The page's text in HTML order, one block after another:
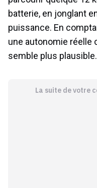
batterie, en jonglant
puissance. En
une autonomie réelle
semble plus plausible.
La suite de votre